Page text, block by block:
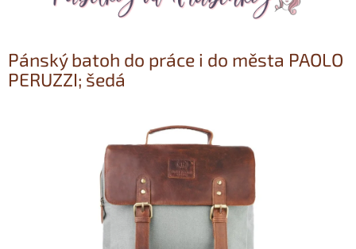
Pánský batoh do práce i do města PAOLO
PERUZZI; šedá